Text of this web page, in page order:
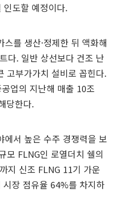
도할 예정이다.
를 생산·정제한 뒤 액화해
다. 일반 상선보다 건조 난
고부가가치 설비로 꼽힌다.
업의 지난해 매출 10조
당한다.
에서 높은 수주 경쟁력을 보
모 FLNG인 로열더치 쉘의
지 신조 FLNG 11기 가운
장 점유율 64%를 차지하